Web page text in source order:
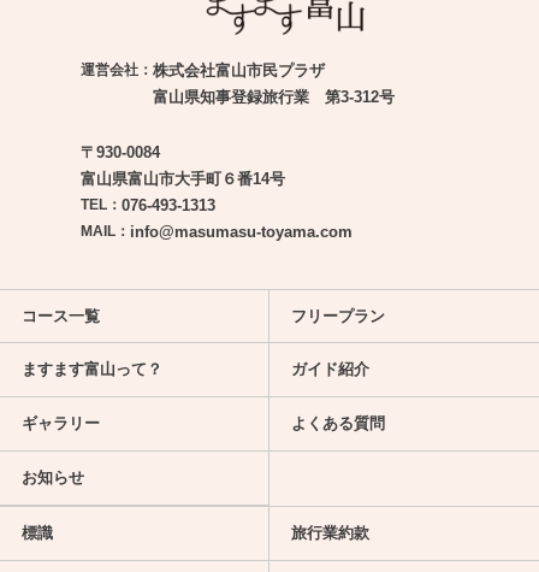
運営会社：株式会社富山市民プラザ
富山県知事登録旅行業 第3-312号
〒930-0084
富山県富山市大手町６番14号
TEL：076-493-1313
MAIL： info@masumasu-toyama.com
コース一覧 フリープラン
ますます富山って？ ガイド紹介
ギャラリー よくある質問
お知らせ
標識 旅行業約款